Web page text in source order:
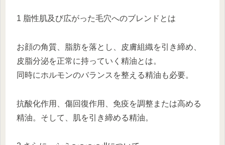
1 脂性肌及び広がった毛穴へのブレンドとは
お顔の角質、脂肪を落とし、皮膚組織を引き締め、
皮脂分泌を正常に持っていく精油とは。
同時にホルモンのバランスを整える精油も必要。
抗酸化作用、傷回復作用、免疫を調整または高める
精油。そして、肌を引き締める精油。